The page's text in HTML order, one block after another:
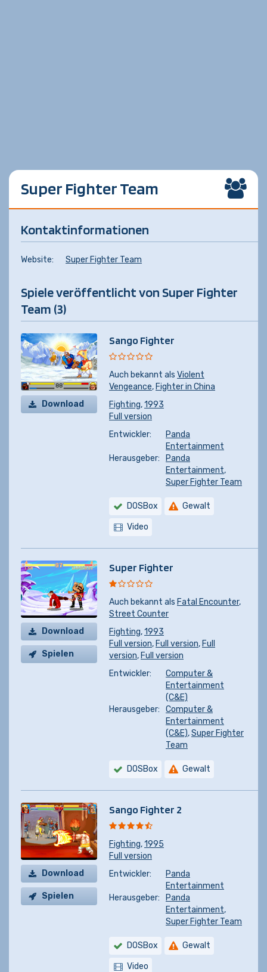
Super Fighter Team
Kontaktinformationen
Website: Super Fighter Team
Spiele veröffentlicht von Super Fighter
Team (3)
Download
Sango Fighter
Auch bekannt als Violent
Vengeance, Fighter in China
Fighting,1993
Full version
Entwickler:
Panda
Entertainment
Herausgeber:
Panda
Entertainment,
Super Fighter Team
DOSBox Gewalt
Video
Download
Spielen
Super Fighter
Auch bekannt als Fatal Encounter,
Street Counter
Fighting,1993
Full version, Full version, Full
version, Full version
Entwickler:
Computer &
Entertainment
(C&E)
Herausgeber:
Computer &
Entertainment
(C&E),Super Fighter
Team
DOSBox Gewalt
Download
Spielen
Sango Fighter 2
Fighting,1995
Full version
Entwickler:
Panda
Entertainment
Herausgeber:
Panda
Entertainment,
Super Fighter Team
DOSBox Gewalt
Video